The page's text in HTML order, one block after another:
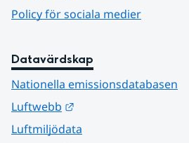
Policy för sociala medier
Datavärdskap
Nationella emissionsdatabasen
Luftwebb
Luftmiljödata